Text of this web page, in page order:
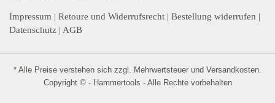
Impressum | Retoure und Widerrufsrecht | Bestellung widerrufen |
Datenschutz | AGB
* Alle Preise verstehen sich zzgl. Mehrwertsteuer und Versandkosten.
Copyright © - Hammertools - Alle Rechte vorbehalten